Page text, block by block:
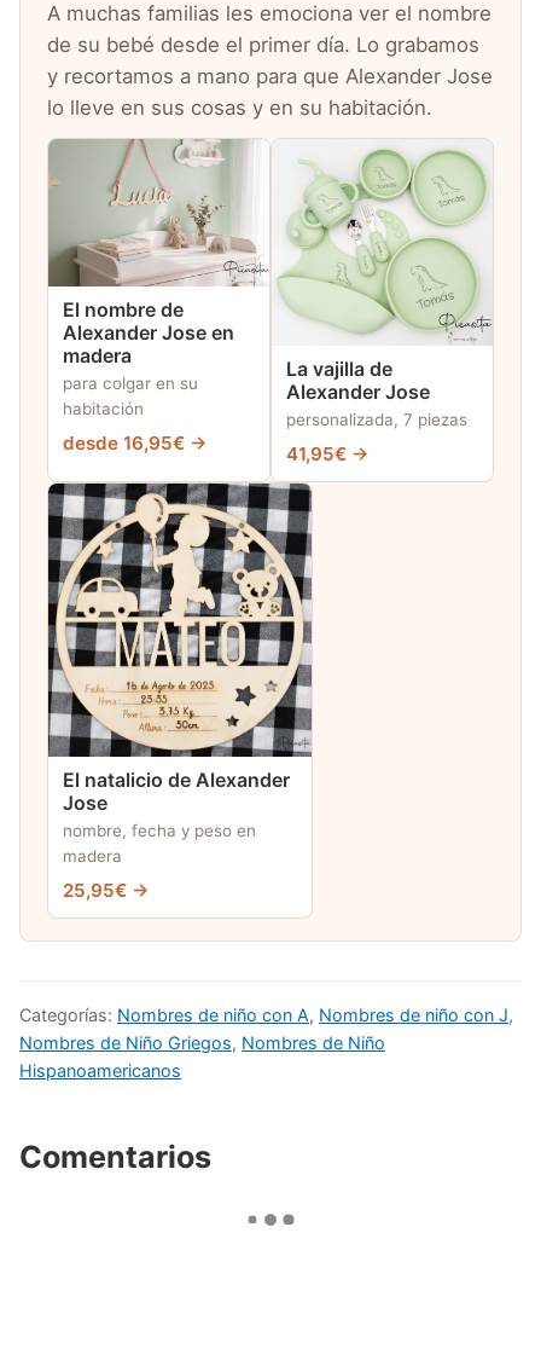
A muchas familias les emociona ver el nombre
de su bebé desde el primer día. Lo grabamos
y recortamos a mano para que Alexander Jose
lo lleve en sus cosas y en su habitación.
El nombre de
Alexander Jose en
madera
para colgar en su
habitación
desde 16,95€ →
La vajilla de
Alexander Jose
personalizada, 7 piezas
41,95€ →
El natalicio de Alexander
Jose
nombre, fecha y peso en
madera
25,95€ →
Categorías: Nombres de niño con A, Nombres de niño con J,
Nombres de Niño Griegos, Nombres de Niño
Hispanoamericanos
Comentarios